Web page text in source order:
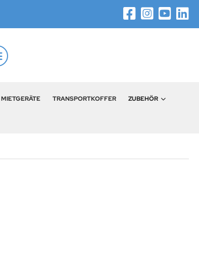
MIETGERÄTE TRANSPORTKOFFER ZUBEHÖR